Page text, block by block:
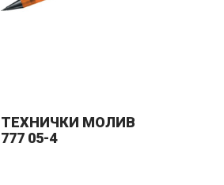
ТЕХНИЧКИ МОЛИВ
777 05-4